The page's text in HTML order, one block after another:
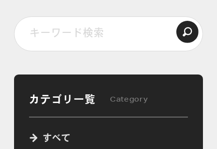
カテゴリ一覧 Category
すべて